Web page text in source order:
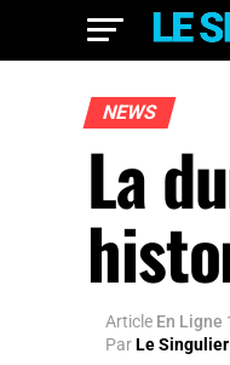
NEWS
La
Article En Ligne
ParLe